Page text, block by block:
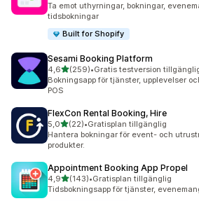
Ta emot uthyrningar, bokningar,
tidsbokningar
Built for Shopify
Sesami Booking Platform
4,6av 5 stjärnor
(259)
259 recensioner totalt
•Gratis testversion
Bokningsapp för tjänster, upplevelser
POS
FlexCon Rental Booking, Hire
5,0av 5 stjärnor
(22)
22 recensioner totalt
•Gratisplan tillgänglig
Hantera bokningar för event- och
produkter.
Appointment Booking App Propel
4,9av 5 stjärnor
(143)
143 recensioner totalt
•Gratisplan tillgänglig
Tidsbokningsapp för tjänster,